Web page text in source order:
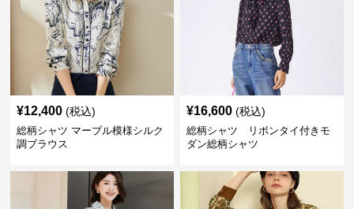
¥12,400 (税込)
総柄シャツ マーブル模様シルク
調ブラウス
¥16,600 (税込)
総柄シャツ リボンタイ付きモ
ダン総柄シャツ